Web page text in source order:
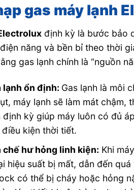
gas máy lạnh
định kỳ là bước bảo
năng và bền bỉ theo thời
gas lạnh chính là “nguồn
lạnh ổn định: Gas lạnh là môi
máy lạnh sẽ làm mát
kỳ giúp máy luôn có đủ
kiện thời tiết.
chế hư hỏng linh kiện: Khi
hiệu suất bị mất, dẫn đến
có thể bị cháy hoặc hỏng